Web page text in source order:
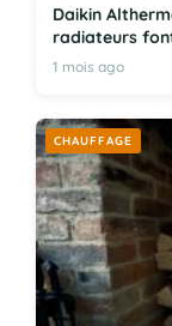
Daikin
radiateurs
1 mois ago
CHAUFFAGE